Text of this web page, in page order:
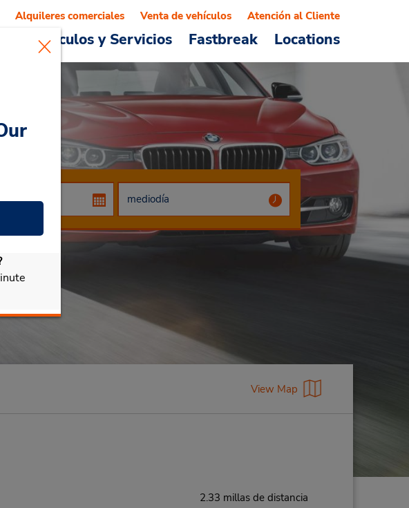
Vehículos y Servicios Fastbreak Locations
Alquileres comerciales Venta de vehículos Atención al Cliente
View Map
2.33 millas de distancia